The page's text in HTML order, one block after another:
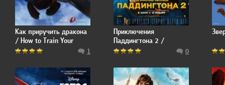
Как приручить дракона
/ How to Train Your
Dragon
1
Приключения
Паддингтона 2 /
Paddington 2
0